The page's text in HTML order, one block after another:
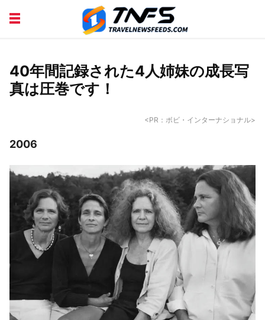
DISCOVER PLACES TIPS AND TRICKS
40年間記録された4人姉妹の成長写
真は圧巻です！
<PR：ボビ・インターナショナル>
2006